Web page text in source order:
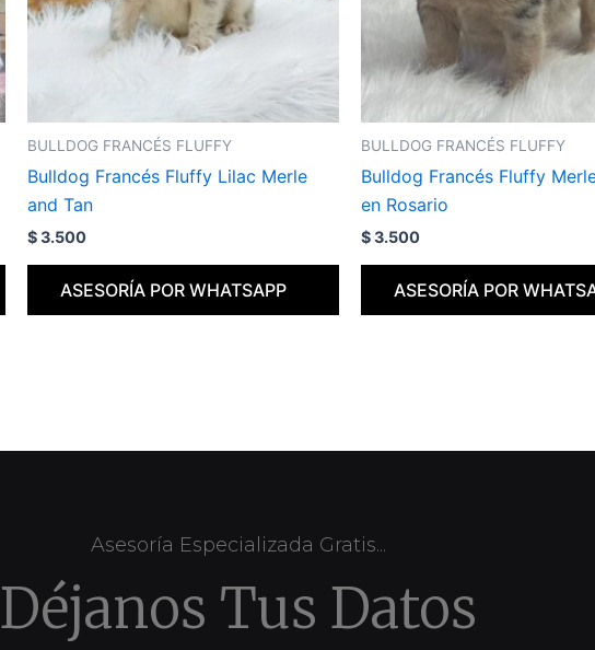
BULLDOG FRANCÉS FLUFFY
Bulldog Francés Fluffy Lilac Merle
and Tan
$3.500
ASESORÍA POR WHATSAPP
BULLDOG FRANCÉS FLUFFY
Bulldog Francés Fluffy
en Rosario
$3.500
ASESORÍA POR
Asesoría Especializada Gratis...
Déjanos Tus Datos